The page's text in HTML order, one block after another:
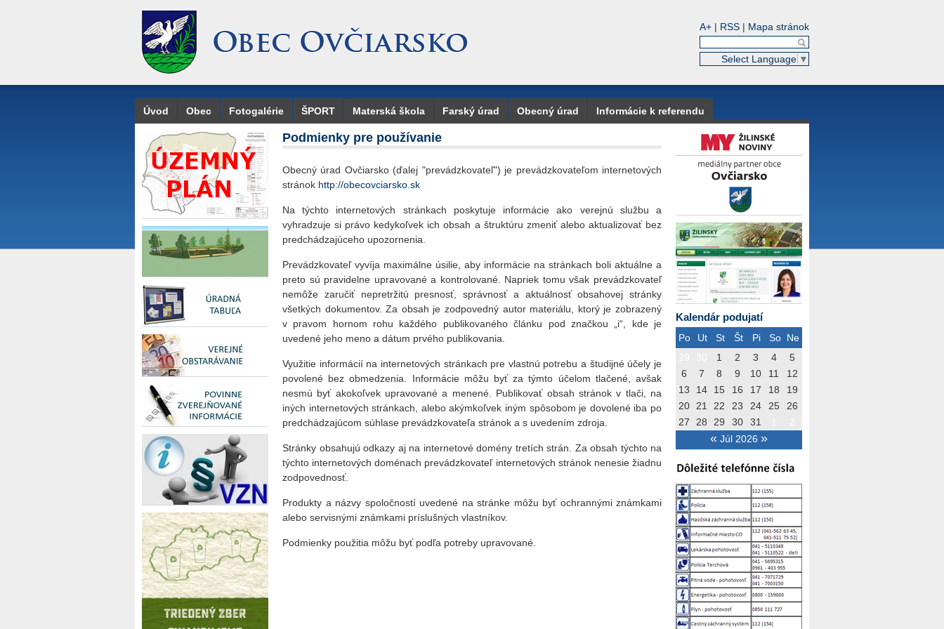
A+ | RSS | Mapa stránok
Select Language ▼
Úvod Obec Fotogalérie ŠPORT Materská škola Farský úrad Obecný úrad Informácie k referendu
Kalendár podujatí
Po Ut St Št Pi So Ne
« Júl 2026 »
1 2 3 4
5
6
7 8 9 10 11
12
13
14 15 16 17 18
19
20
21 22 23 24 25
26
27
28 29 30 31
Podmienky pre používanie
Obecný úrad Ovčiarsko (ďalej "prevádzkovateľ") je prevádzkovateľom internetových
stránok http://obecovciarsko.sk
Na týchto internetových stránkach poskytuje informácie ako verejnú službu a
vyhradzuje si právo kedykoľvek ich obsah a štruktúru zmeniť alebo aktualizovať bez
predchádzajúceho upozornenia.
Prevádzkovateľ vyvíja maximálne úsilie, aby informácie na stránkach boli aktuálne a
preto sú pravidelne upravované a kontrolované. Napriek tomu však prevádzkovateľ
nemôže zaručiť nepretržitú presnosť, správnosť a aktuálnosť obsahovej stránky
všetkých dokumentov. Za obsah je zodpovedný autor materiálu, ktorý je zobrazený
v pravom hornom rohu každého publikovaného článku pod značkou „i“, kde je
uvedené jeho meno a dátum prvého publikovania.
Využitie informácií na internetových stránkach pre vlastnú potrebu a študijné účely je
povolené bez obmedzenia. Informácie môžu byť za týmto účelom tlačené, avšak
nesmú byť akokoľvek upravované a menené. Publikovať obsah stránok v tlači, na
iných internetových stránkach, alebo akýmkoľvek iným spôsobom je dovolené iba po
predchádzajúcom súhlase prevádzkovateľa stránok a s uvedením zdroja.
Stránky obsahujú odkazy aj na internetové domény tretích strán. Za obsah týchto na
týchto internetových doménach prevádzkovateľ internetových stránok nenesie žiadnu
zodpovednosť.
Produkty a názvy spoločností uvedené na stránke môžu byť ochrannými známkami
alebo servisnými známkami príslušných vlastníkov.
Podmienky použitia môžu byť podľa potreby upravované.